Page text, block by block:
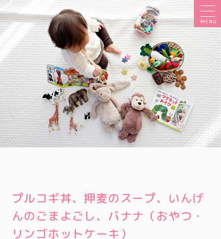
MENU
プルコギ丼、押麦のスープ、いんげ
んのごまよごし、バナナ（おやつ・
リンゴホットケーキ）